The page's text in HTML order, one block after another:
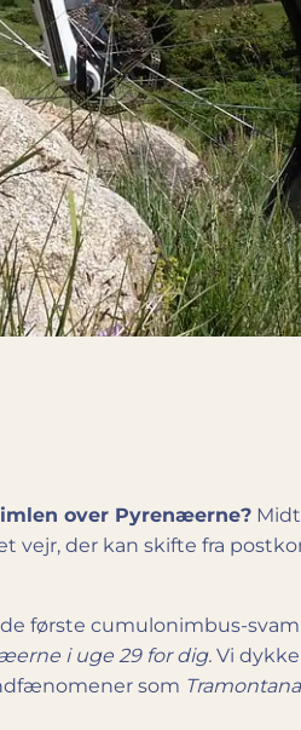
over Pyrenæerne?
vejr, der kan skifte fra
første cumulonimbus-
i uge 29 for dig. Vi
som Tramontana